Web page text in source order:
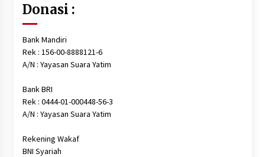
Dilaksanakan
6 tahun ago
Sembako dan Perlengkapan Mandi Untuk Anak-
anak Yatim
Donasi :
Bank Mandiri
Rek : 156-00-8888121-6
A/N : Yayasan Suara Yatim
Bank BRI
Rek : 0444-01-000448-56-3
A/N : Yayasan Suara Yatim
Rekening Wakaf
BNI Syariah